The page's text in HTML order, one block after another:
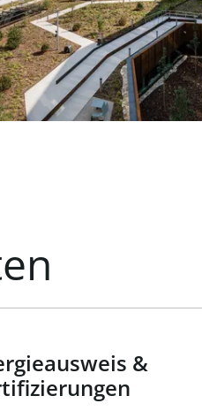
€ 17,60
01.11.2026
&